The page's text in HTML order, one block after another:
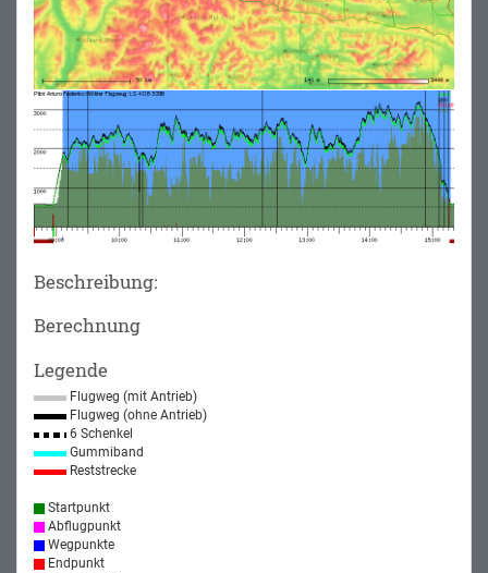
Beschreibung:
Berechnung
Legende
Flugweg (mit Antrieb)
Flugweg (ohne Antrieb)
6 Schenkel
Gummiband
Reststrecke
Startpunkt
Abflugpunkt
Wegpunkte
Endpunkt